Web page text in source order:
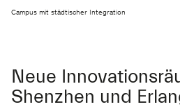
Campus mit städtischer Integration
Neue
Shenzhen und